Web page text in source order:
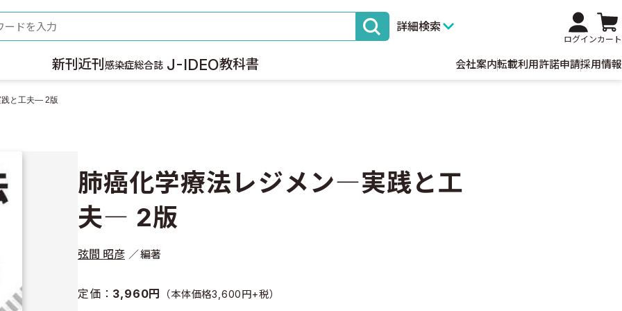
詳細検索
ログインカート
新刊 近刊 感染症総合誌 J-IDEO教科書 会社案内転載利用許諾申請採用情報
と工夫― 2版
肺癌化学療法レジメン―実践と工
夫― 2版
弦間 昭彦 編著
定価： 3,960円 （本体価格3,600円+税）